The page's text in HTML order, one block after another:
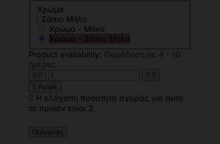
Χρώμα
: Σάπιο Μήλο
Χρώμα - Μόκα
Χρώμα - Σάπιο Μήλο
Product availability: Παράδοση σε 4 - 10
ημέρες
   
 Αγορά
 Η ελάχιστη ποσότητα αγοράς για αυτό
το προϊόν είναι 2.
Περιγραφή